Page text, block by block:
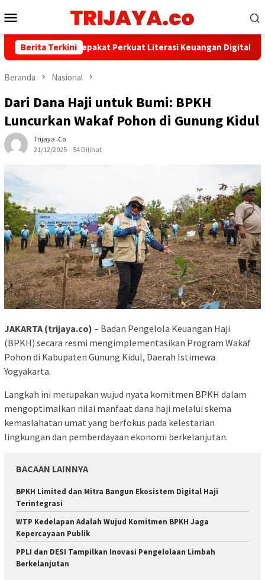
ke
Mobile
Berita Terkini
dan AFPI Sepakat Perkuat Literasi Keuangan Digital dan Bijak
Beranda Nasional
Dari Dana Haji untuk Bumi: BPKH
Luncurkan Wakaf Pohon di Gunung Kidul
Trijaya .co
21/12/2025
54 Dilihat
JAKARTA (trijaya.co) – Badan Pengelola Keuangan Haji
(BPKH) secara resmi mengimplementasikan Program Wakaf
Pohon di Kabupaten Gunung Kidul, Daerah Istimewa
Yogyakarta.
Langkah ini merupakan wujud nyata komitmen BPKH dalam
mengoptimalkan nilai manfaat dana haji melalui skema
kemaslahatan umat yang berfokus pada kelestarian
lingkungan dan pemberdayaan ekonomi berkelanjutan.
BACAAN LAINNYA
BPKH Limited dan Mitra Bangun Ekosistem Digital Haji
Terintegrasi
WTP Kedelapan Adalah Wujud Komitmen BPKH Jaga
Kepercayaan Publik
PPLI dan DESI Tampilkan Inovasi Pengelolaan Limbah
Berkelanjutan